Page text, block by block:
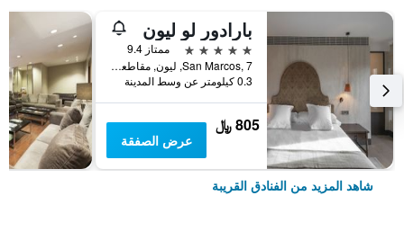
بارادور لو ليون
5 نجوم
ممتاز 9.4
San Marcos, 7, ليون, مقاطعة ليون, أسبانيا
0.3 كيلومتر عن وسط المدينة
805 ﷼
عرض الصفقة
شاهد المزيد من الفنادق القريبة